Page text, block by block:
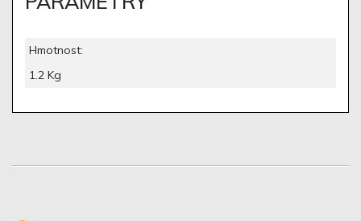
Hmotnost:
1.2 Kg